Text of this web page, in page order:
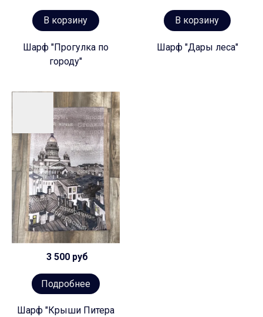
В корзину
Шарф "Прогулка по
городу"
В корзину
Шарф "Дары леса"
3 500 руб
Подробнее
Шарф "Крыши Питера